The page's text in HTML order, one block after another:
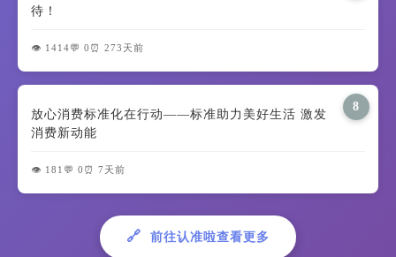
待！
👁️ 1414💬 0 ⏰ 273天前
8
放心消费标准化在行动——标准助力美好生活 激发
消费新动能
👁️ 181 💬 0 ⏰ 7天前
🔗 前往认准啦查看更多